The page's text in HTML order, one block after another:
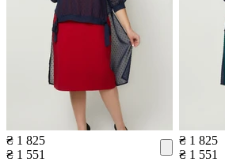
₴ 1 825
₴ 1 551
₴ 1 825
₴ 1 551